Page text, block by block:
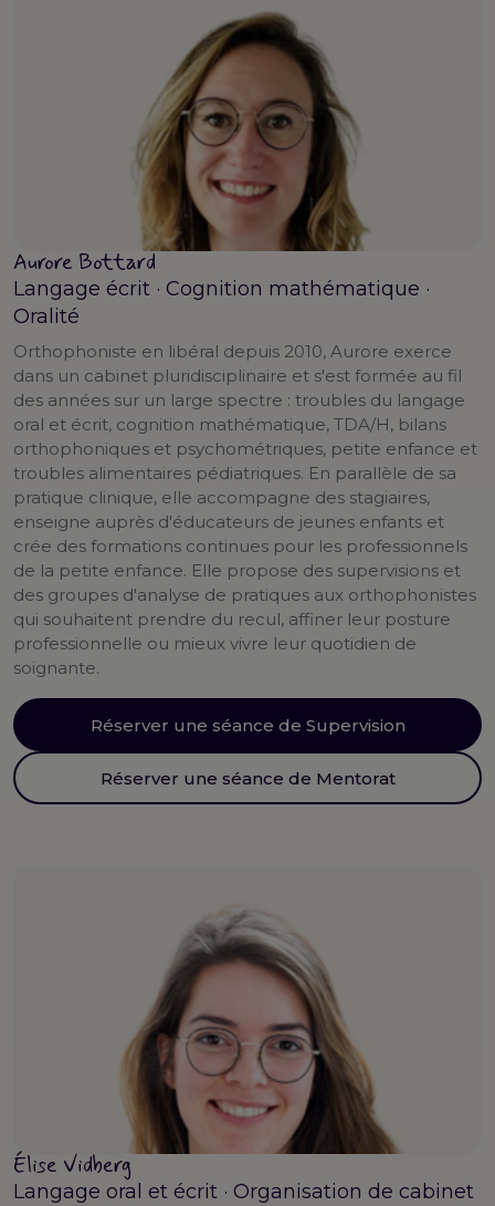
Aurore Bottard
Langage écrit · Cognition mathématique ·
Oralité
Orthophoniste en libéral depuis 2010, Aurore exerce
dans un cabinet pluridisciplinaire et s'est formée au fil
des années sur un large spectre : troubles du langage
oral et écrit, cognition mathématique, TDA/H, bilans
orthophoniques et psychométriques, petite enfance et
troubles alimentaires pédiatriques. En parallèle de sa
pratique clinique, elle accompagne des stagiaires,
enseigne auprès d'éducateurs de jeunes enfants et
crée des formations continues pour les professionnels
de la petite enfance. Elle propose des supervisions et
des groupes d'analyse de pratiques aux orthophonistes
qui souhaitent prendre du recul, affiner leur posture
professionnelle ou mieux vivre leur quotidien de
soignante.
Réserver une séance de Supervision
Réserver une séance de Mentorat
Élise Vidberg
Langage oral et écrit · Organisation de cabinet